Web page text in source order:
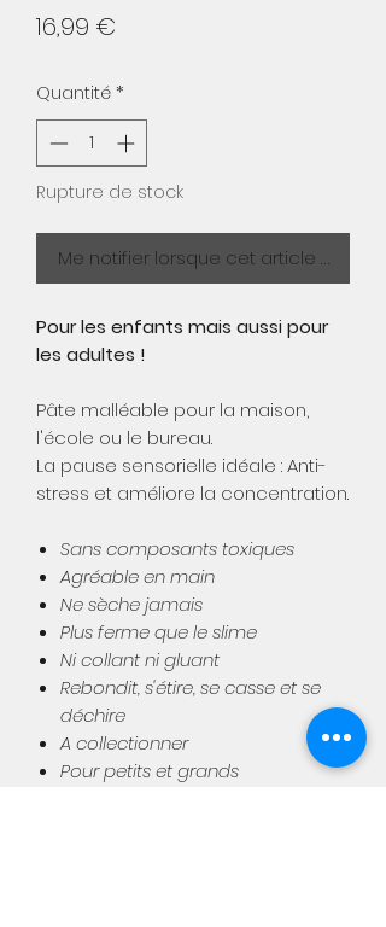
16,99 €
Quantité *
Rupture de stock
Me notifier lorsque cet article est
Pour les enfants mais aussi pour
les adultes !
Pâte malléable pour la maison,
l'école ou le bureau.
La pause sensorielle idéale : Anti-
stress et améliore la concentration.
Sans composants toxiques
Agréable en main
Ne sèche jamais
Plus ferme que le slime
Ni collant ni gluant
Rebondit, s'étire, se casse et se
déchire
A collectionner
Pour petits et grands